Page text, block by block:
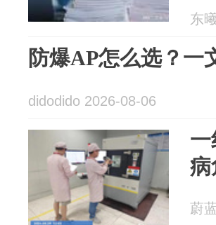
东
防爆AP怎么选？一
didodido 2026-08-06
病
蔚